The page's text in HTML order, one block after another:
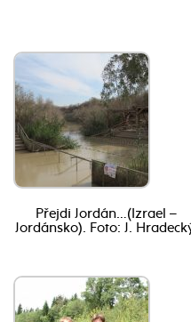
Přejdi Jordán…(Izrael –
Jordánsko). Foto: J.